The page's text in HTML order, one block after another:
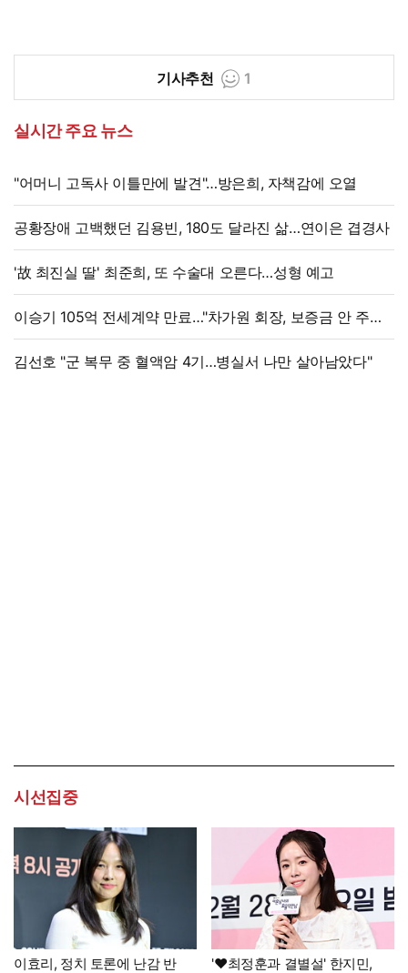
기사추천 1
실시간 주요 뉴스
"어머니 고독사 이틀만에 발견"…방은희, 자책감에 오열
공황장애 고백했던 김용빈, 180도 달라진 삶…연이은 겹경사
'故 최진실 딸' 최준희, 또 수술대 오른다…성형 예고
이승기 105억 전세계약 만료…"차가원 회장, 보증금 안 주면
법적 조치"
김선호 "군 복무 중 혈액암 4기…병실서 나만 살아남았다"
시선집중
이효리, 정치 토론에 난감 반
'♥최정훈과 결별설' 한지민,